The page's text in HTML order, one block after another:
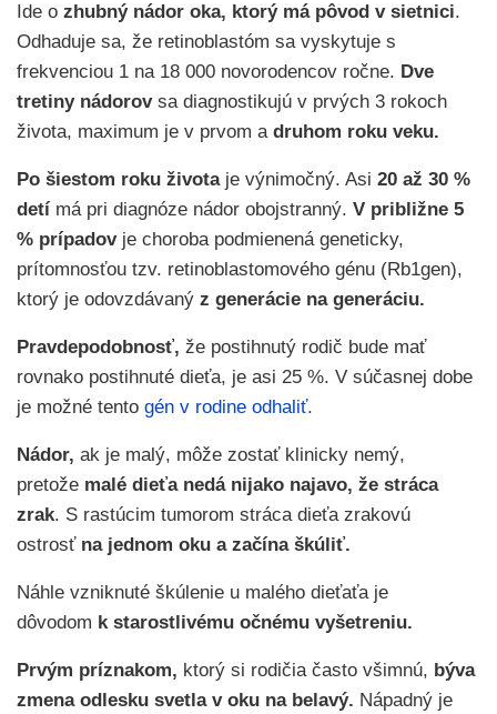
Ide o zhubný nádor oka, ktorý má pôvod v sietnici.
Odhaduje sa, že retinoblastóm sa vyskytuje s
frekvenciou 1 na 18 000 novorodencov ročne. Dve
tretiny nádorovsa diagnostikujú v prvých 3 rokoch
života, maximum je v prvom a druhom roku veku.
Po šiestom roku životaje výnimočný. Asi 20 až 30 %
detí má pri diagnóze nádor obojstranný. V približne 5
% prípadovje choroba podmienená geneticky,
prítomnosťou tzv. retinoblastomového génu (Rb1gen),
ktorý je odovzdávaný z generácie na generáciu.
Pravdepodobnosť, že postihnutý rodič bude mať
rovnako postihnuté dieťa, je asi 25 %. V súčasnej dobe
je možné tento gén v rodine odhaliť.
Nádor, ak je malý, môže zostať klinicky nemý,
pretože malé dieťa nedá nijako najavo, že stráca
zrak. S rastúcim tumorom stráca dieťa zrakovú
ostrosť na jednom oku a začína škúliť.
Náhle vzniknuté škúlenie u malého dieťaťa je
dôvodom k starostlivému očnému vyšetreniu.
Prvým príznakom, ktorý si rodičia často všimnú, býva
zmena odlesku svetla v oku na belavý. Nápadný je